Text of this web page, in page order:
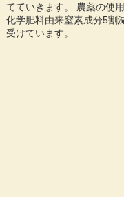
てていきます。 農薬の使
化学肥料由来窒素成分5割
受けています。